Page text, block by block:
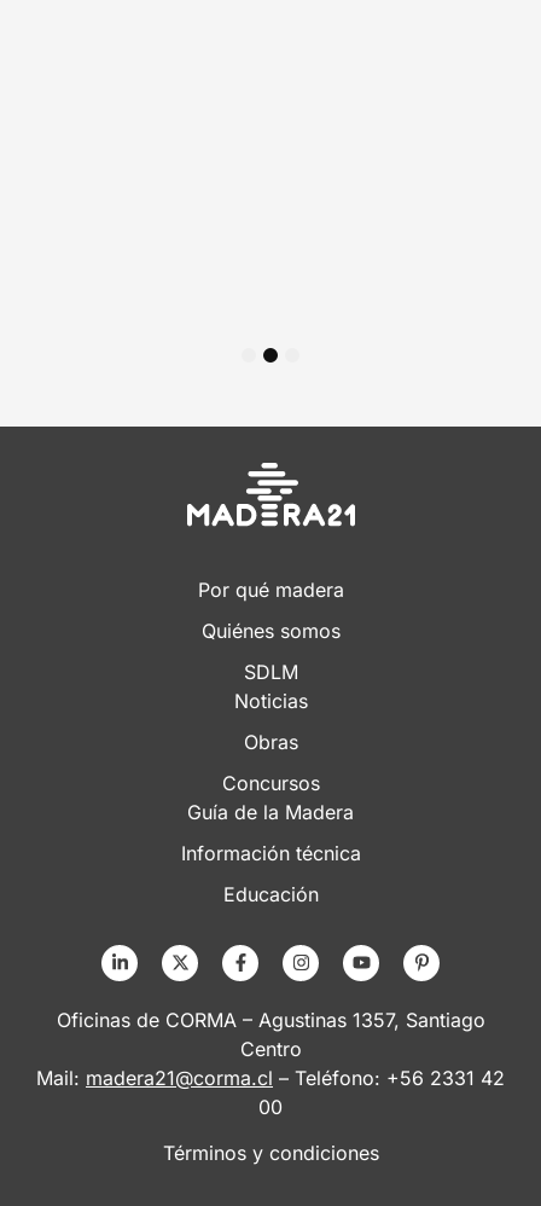
Por qué madera
Quiénes somos
SDLM
Noticias
Obras
Concursos
Guía de la Madera
Información técnica
Educación
Oficinas de CORMA – Agustinas 1357, Santiago
Centro
Mail: madera21@corma.cl – Teléfono: +56 2331 42
00
Términos y condiciones